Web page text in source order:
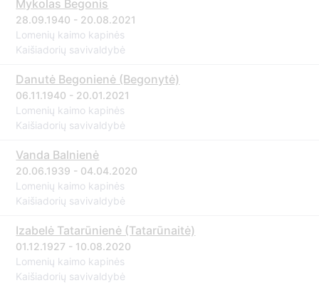
Mykolas Begonis
28.09.1940 - 20.08.2021
Lomenių kaimo kapinės
Kaišiadorių savivaldybė
Danutė Begonienė (Begonytė)
06.11.1940 - 20.01.2021
Lomenių kaimo kapinės
Kaišiadorių savivaldybė
Vanda Balnienė
20.06.1939 - 04.04.2020
Lomenių kaimo kapinės
Kaišiadorių savivaldybė
Izabelė Tatarūnienė (Tatarūnaitė)
01.12.1927 - 10.08.2020
Lomenių kaimo kapinės
Kaišiadorių savivaldybė